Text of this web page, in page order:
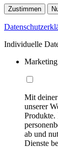
Zustimmen
Individuelle
Mit
unserer
Produkte.
ab und
Dienste